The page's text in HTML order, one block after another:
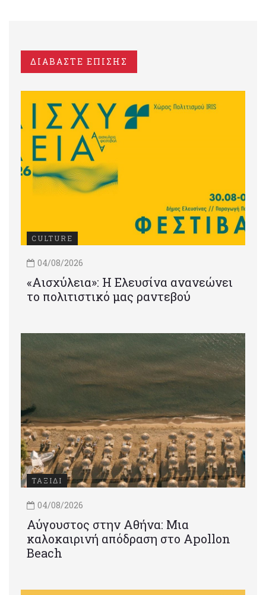
ΔΙΑΒΑΣΤΕ ΕΠΙΣΗΣ
CULTURE
04/08/2026
«Αισχύλεια»: Η Ελευσίνα ανανεώνει
το πολιτιστικό μας ραντεβού
ΤΑΞΙΔΙ
04/08/2026
Αύγουστος στην Αθήνα: Μια
καλοκαιρινή απόδραση στο Apollon
Beach